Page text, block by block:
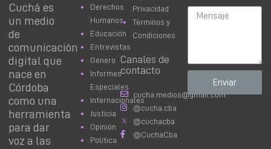
Cuchá es
un medio
de
comunicación
digital que
nace en
Córdoba
como una
herramienta
para dar
voz a las
Derechos
Humanos
Educación
Entrevistas
Género
Informes
Especiales
Internacionales
Justicia
Opinión
Política
Privacidad
Términos y
Condiciones
Canales de
contacto
cucha.medios@gmail.com
@cucha.cba
@cuchacba
@CuchaCba
Enviar